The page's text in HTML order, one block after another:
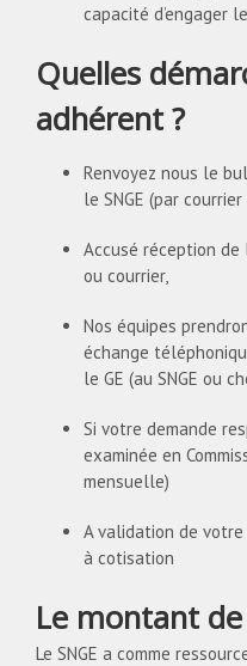
capacité d’engager
Quelles
adhérent ?
Renvoyez nous le
le SNGE (par
Accusé réception de
ou courrier,
Nos équipes
échange
le GE (au SNGE ou
Si votre demande
examinée en
mensuelle)
A validation de votre
à cotisation
Le montant de
Le SNGE a comme